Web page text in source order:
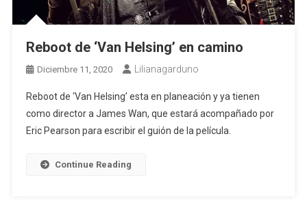
Reboot de ‘Van Helsing’ en camino
Diciembre 11, 2020 Lilianagarduno
Reboot de ‘Van Helsing’ esta en planeación y ya tienen
como director a James Wan, que estará acompañado por
Eric Pearson para escribir el guión de la película.
Continue Reading